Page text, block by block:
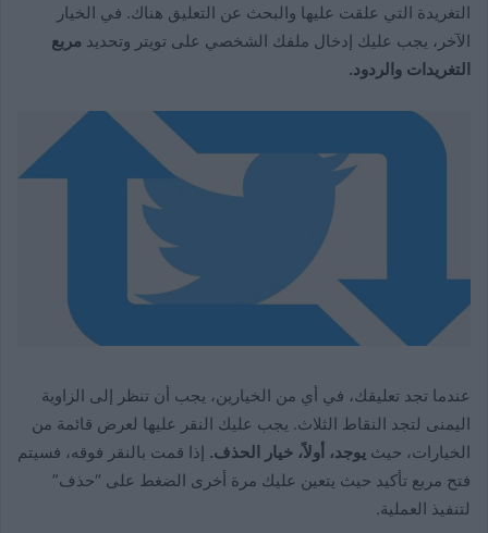
التغريدة التي علقت عليها والبحث عن التعليق هناك. في الخيار
الآخر، يجب عليك إدخال ملفك الشخصي على تويتر وتحديد مربع
التغريدات والردود.
عندما تجد تعليقك، في أي من الخيارين، يجب أن تنظر إلى الزاوية
اليمنى لتجد النقاط الثلاث. يجب عليك النقر عليها لعرض قائمة من
الخيارات، حيث يوجد، أولاً، خيار الحذف. إذا قمت بالنقر فوقه، فسيتم
فتح مربع تأكيد حيث يتعين عليك مرة أخرى الضغط على “حذف”
لتنفيذ العملية.